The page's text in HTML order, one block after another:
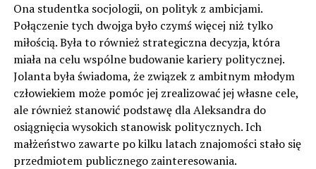
Ona studentka socjologii, on polityk z ambicjami.
Połączenie tych dwojga było czymś więcej niż tylko
miłością. Była to również strategiczna decyzja, która
miała na celu wspólne budowanie kariery politycznej.
Jolanta była świadoma, że związek z ambitnym młodym
człowiekiem może pomóc jej zrealizować jej własne cele,
ale również stanowić podstawę dla Aleksandra do
osiągnięcia wysokich stanowisk politycznych. Ich
małżeństwo zawarte po kilku latach znajomości stało się
przedmiotem publicznego zainteresowania.